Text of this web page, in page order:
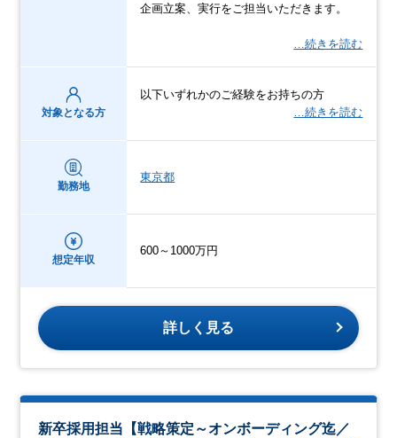
企画立案、実行をご担当いただきます。
…続きを読む
対象となる方
以下いずれかのご経験をお持ちの方
…続きを読む
勤務地
東京都
想定年収
600～1000万円
詳しく見る
新卒採用担当【戦略策定～オンボーディング迄／